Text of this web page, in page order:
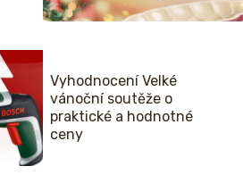
Vyhodnocení Velké
vánoční soutěže o
praktické a hodnotné
ceny